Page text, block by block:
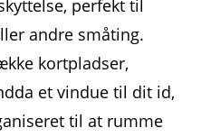
perfekt til
andre småting.
kortpladser,
et vindue til dit id,
til at rumme